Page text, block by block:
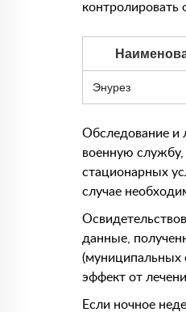
контролировать
Энурез
Обследование и
военную
стационарных
случае
данные,
(муниципальных
эффект от
Если ночное